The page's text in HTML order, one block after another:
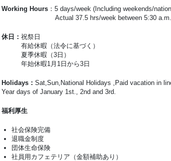
Working Hours ：5 days/week (Including weekends/
Actual 37.5 hrs/week between 5:30 a.m.
休日： 祝祭日
有給休暇（法令に基づく）
夏季休暇（3日）
年始休暇1月1日から3日
Holidays： Sat,Sun,National Holidays ,Paid vacation in
Year days of January 1st., 2nd and 3rd.
福利厚生
社会保険完備
退職金制度
団体生命保険
社員用カフェテリア（金額補助あり）